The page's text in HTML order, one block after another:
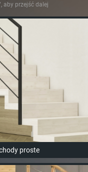
aby przejść dalej
proste